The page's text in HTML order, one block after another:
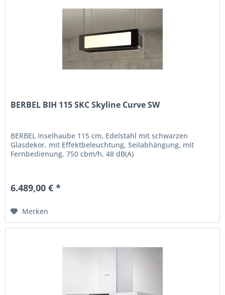
BERBEL BIH 115 SKC Skyline Curve SW
BERBEL Inselhaube 115 cm, Edelstahl mit schwarzen
Glasdekor, mit Effektbeleuchtung, Seilabhängung, mit
Fernbedienung, 750 cbm/h, 48 dB(A)
6.489,00 € *
Merken